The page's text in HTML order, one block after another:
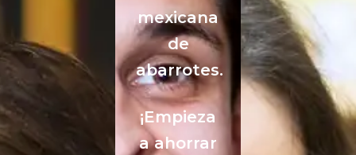
mexicana
de
abarrotes.
¡Empieza
a ahorrar